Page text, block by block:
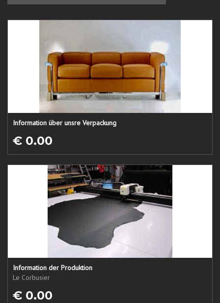
Information über unsre Verpackung
€ 0.00
Information der Produktion
Le Corbusier
€ 0.00